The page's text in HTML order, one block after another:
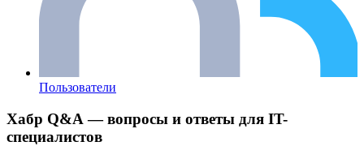
Пользователи
Хабр Q&A — вопросы и ответы для IT-
специалистов